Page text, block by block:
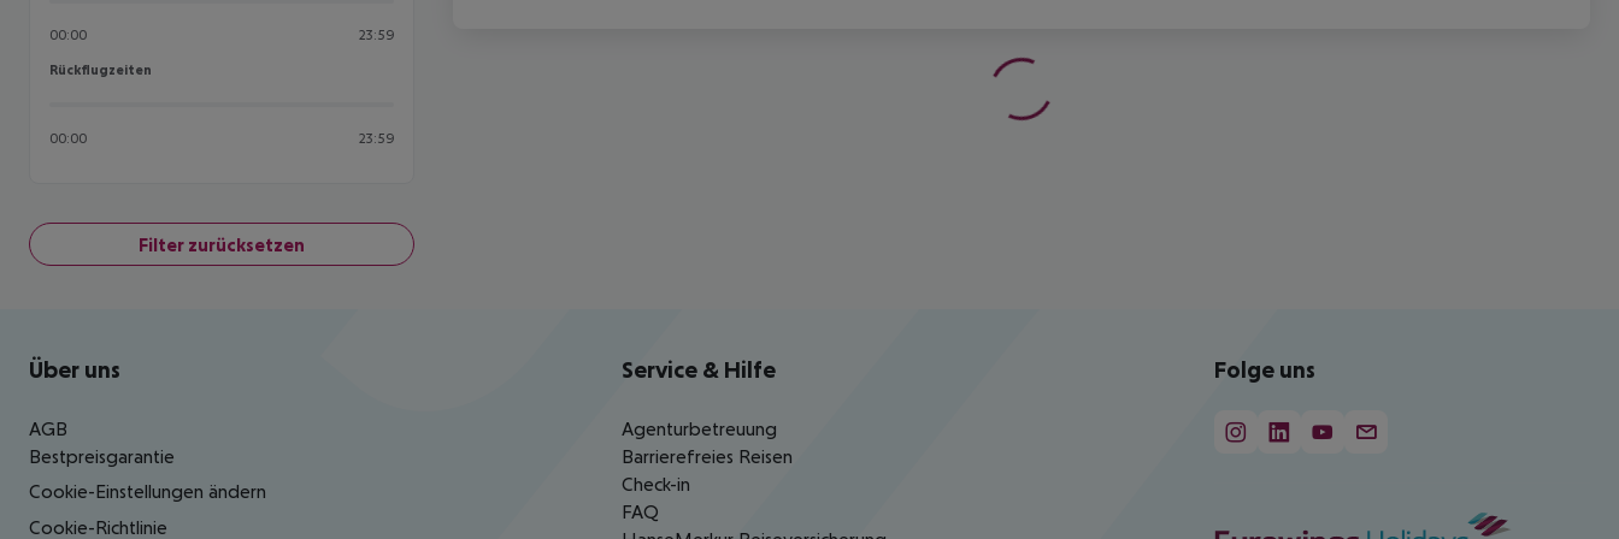
00:00 23:59
Rückflugzeiten
Rückflugzeiten
00:00 23:59
Filter zurücksetzen
Footer navigation
Über uns
AGB
Bestpreisgarantie
Cookie-Einstellungen ändern
Cookie-Richtlinie
Service & Hilfe
Agenturbetreuung
Barrierefreies Reisen
Check-in
FAQ
Folge uns